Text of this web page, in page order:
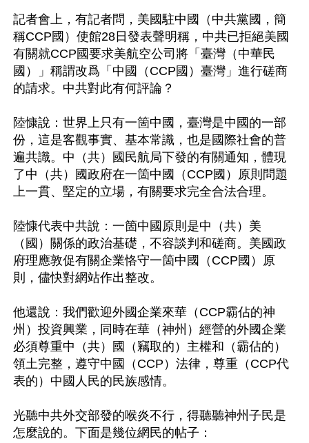
記者會上，有記者問，美國駐中國（中共黨國，簡
稱CCP國）使館28日發表聲明稱，中共已拒絕美國
有關就CCP國要求美航空公司將「臺灣（中華民
國）」稱謂改爲「中國（CCP國）臺灣」進行磋商
的請求。中共對此有何評論？
陸慷說：世界上只有一箇中國，臺灣是中國的一部
份，這是客觀事實、基本常識，也是國際社會的普
遍共識。中（共）國民航局下發的有關通知，體現
了中（共）國政府在一箇中國（CCP國）原則問題
上一貫、堅定的立場，有關要求完全合法合理。
陸慷代表中共說：一箇中國原則是中（共）美
（國）關係的政治基礎，不容談判和磋商。美國政
府理應敦促有關企業恪守一箇中國（CCP國）原
則，儘快對網站作出整改。
他還說：我們歡迎外國企業來華（CCP霸佔的神
州）投資興業，同時在華（神州）經營的外國企業
必須尊重中（共）國（竊取的）主權和（霸佔的）
領土完整，遵守中國（CCP）法律，尊重（CCP代
表的）中國人民的民族感情。
光聽中共外交部發的喉炎不行，得聽聽神州子民是
怎麼說的。下面是幾位網民的帖子：